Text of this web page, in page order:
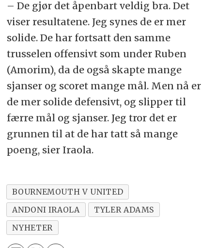
– De gjør det åpenbart veldig bra. Det
viser resultatene. Jeg synes de er mer
solide. De har fortsatt den samme
trusselen offensivt som under Ruben
(Amorim), da de også skapte mange
sjanser og scoret mange mål. Men nå er
de mer solide defensivt, og slipper til
færre mål og sjanser. Jeg tror det er
grunnen til at de har tatt så mange
poeng, sier Iraola.
BOURNEMOUTH V UNITED
ANDONI IRAOLA
TYLER ADAMS
NYHETER